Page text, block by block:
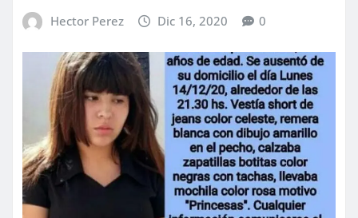
Hector Perez Dic 16, 2020 0